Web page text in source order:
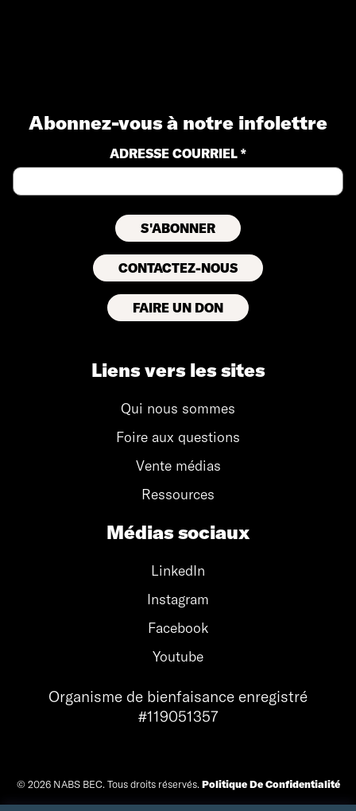
Abonnez-vous à notre infolettre
ADRESSE COURRIEL *
CONTACTEZ-NOUS
FAIRE UN DON
Liens vers les sites
Qui nous sommes
Foire aux questions
Vente médias
Ressources
Médias sociaux
LinkedIn
Instagram
Facebook
Youtube
Organisme de bienfaisance enregistré
#119051357
© 2026 NABS BEC. Tous droits réservés.Politique De Confidentialité